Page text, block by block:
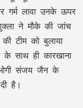
लावा उनके ऊपर
ने मौके की जांच
टीम को बुलाया
साथ ही कारखाना
संजय जैन के
है।